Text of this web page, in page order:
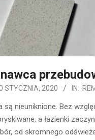
STYCZNIA, 2020 IN:
nieuniknione. Bez
a łazienki
od skromnego